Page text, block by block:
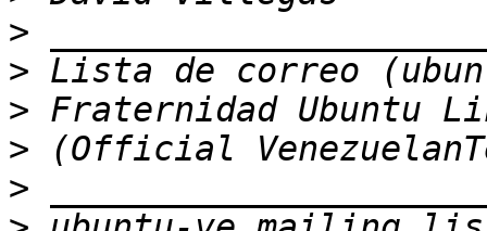
>
>
>
>
>